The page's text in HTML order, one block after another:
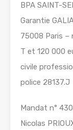
BPA SAINT-
Garantie
75008 Paris –
T et 120 000
civile
police 28137.J
Mandat n°
Nicolas